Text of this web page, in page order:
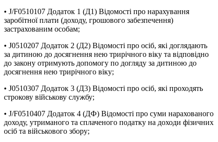
• J/F0510107 Додаток 1 (Д1) Відомості про нарахування
заробітної плати (доходу, грошового забезпечення)
застрахованим особам;
• J0510207 Додаток 2 (Д2) Відомості про осіб, які доглядають
за дитиною до досягнення нею трирічного віку та відповідно
до закону отримують допомогу по догляду за дитиною до
досягнення нею трирічного віку;
• J0510307 Додаток 3 (Д3) Відомості про осіб, які проходять
строкову військову службу;
• J/F0510407 Додаток 4 (ДФ) Відомості про суми нарахованого
доходу, утриманого та сплаченого податку на доходи фізичних
осіб та військового збору;